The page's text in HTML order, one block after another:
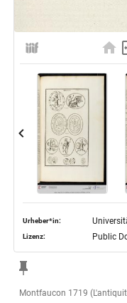
Urheber*in:
Lizenz: Public
Montfaucon 1719